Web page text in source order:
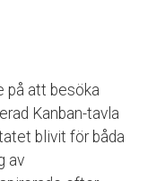
på att besöka
Kanban-tavla
blivit för båda
av